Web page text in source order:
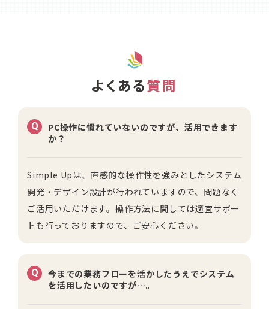
よくある質問
Q
PC操作に慣れていないのですが、活用できます
か？
Simple Upは、直感的な操作性を強みとしたシステム
開発・デザイン設計が行われていますので、問題なく
ご活用いただけます。操作方法に関しては適宜サポー
トも行っておりますので、ご安心ください。
Q
今までの業務フローを活かしたうえでシステム
を活用したいのですが…。